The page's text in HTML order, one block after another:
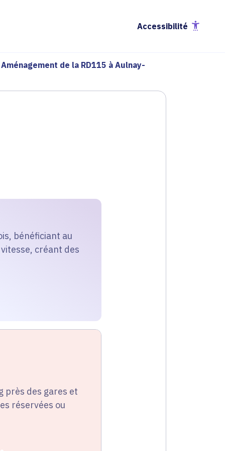
Accessibilité
Aménagement de la RD115 à Aulnay-
bénéficiant au
créant des
près des gares et
réservées ou